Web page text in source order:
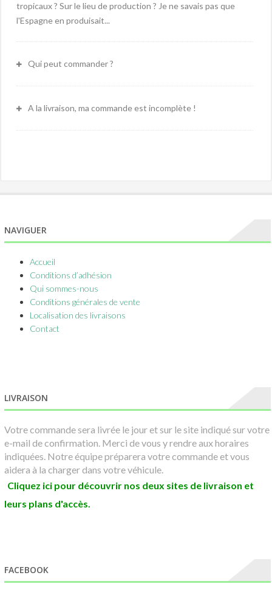
tropicaux ? Sur le lieu de production ? Je ne savais pas que
l'Espagne en produisait...
Qui peut commander ?
A la livraison, ma commande est incomplète !
NAVIGUER
Accueil
Conditions d’adhésion
Qui sommes-nous
Conditions générales de vente
Localisation des livraisons
Contact
LIVRAISON
Votre commande sera livrée le jour et sur le site indiqué sur votre
e-mail de confirmation. Merci de vous y rendre aux horaires
indiquées. Notre équipe préparera votre commande et vous
aidera à la charger dans votre véhicule.
Cliquez ici pour découvrir nos deux sites de livraison et
leurs plans d'accès.
FACEBOOK